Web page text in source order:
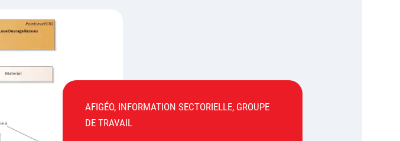
AFIGÉO, INFORMATION SECTORIELLE, GROUPE
DE TRAVAIL